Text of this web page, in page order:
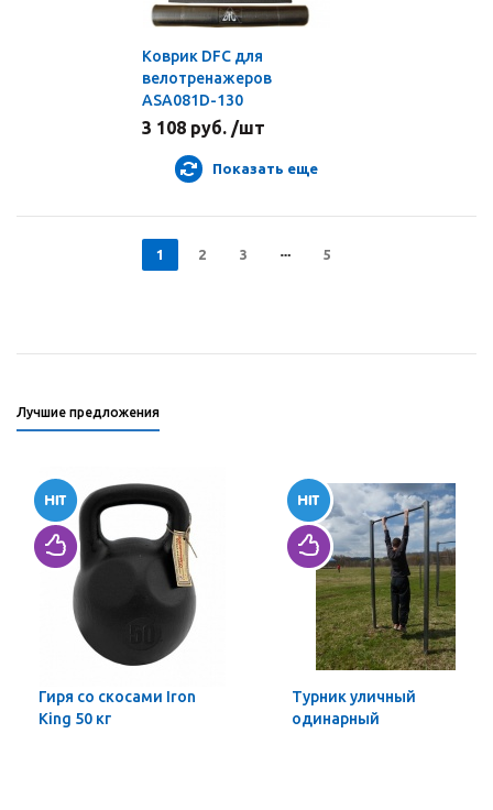
Коврик DFC для
велотренажеров
ASA081D-130
3 108 руб. /шт
Показать еще
1 2 3 5
Лучшие предложения
Гиря со скосами Iron
King 50 кг
Турник уличный
одинарный